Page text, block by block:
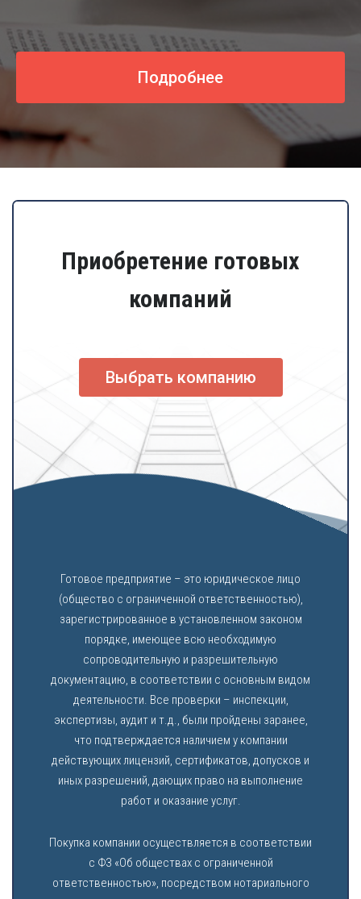
Подробнее
Приобретение готовых
компаний
Выбрать компанию
Готовое предприятие – это юридическое лицо
(общество с ограниченной ответственностью),
зарегистрированное в установленном законом
порядке, имеющее всю необходимую
сопроводительную и разрешительную
документацию, в соответствии с основным видом
деятельности. Все проверки – инспекции,
экспертизы, аудит и т.д., были пройдены заранее,
что подтверждается наличием у компании
действующих лицензий, сертификатов, допусков и
иных разрешений, дающих право на выполнение
работ и оказание услуг.
Покупка компании осуществляется в соответствии
с ФЗ «Об обществах с ограниченной
ответственностью», посредством нотариального